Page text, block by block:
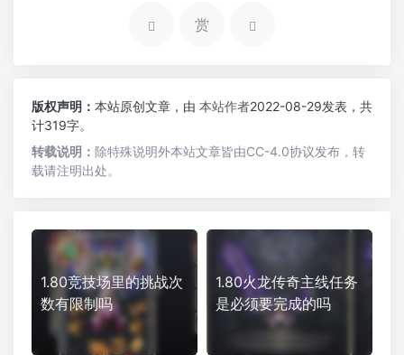
赏
版权声明： 本站原创文章，由 本站作者2022-08-29发表，共
计319字。
转载说明： 除特殊说明外本站文章皆由CC-4.0协议发布，转
载请注明出处。
1.80竞技场里的挑战次
数有限制吗
1.80火龙传奇主线任务
是必须要完成的吗